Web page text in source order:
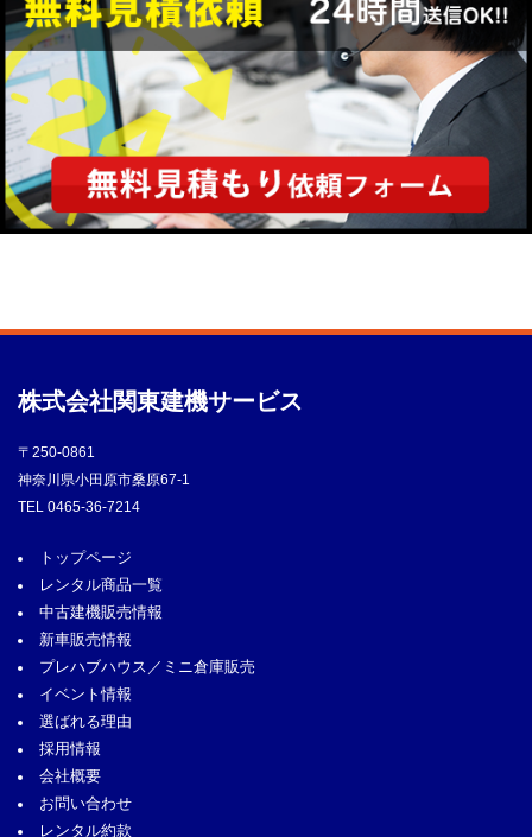
株式会社関東建機サービス
〒250-0861
神奈川県小田原市桑原67-1
TEL 0465-36-7214
トップページ
レンタル商品一覧
中古建機販売情報
新車販売情報
プレハブハウス／ミニ倉庫販売
イベント情報
選ばれる理由
採用情報
会社概要
お問い合わせ
レンタル約款